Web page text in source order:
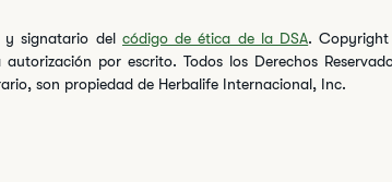
y signatario del código de ética de la DSA.
por escrito. Todos los Derechos
son propiedad de Herbalife Internacional, Inc.